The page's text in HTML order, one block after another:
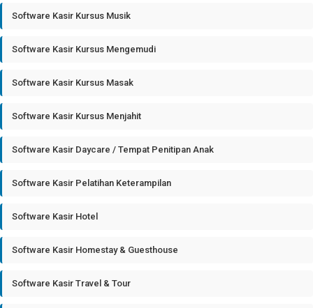
Software Kasir Kursus Musik
Software Kasir Kursus Mengemudi
Software Kasir Kursus Masak
Software Kasir Kursus Menjahit
Software Kasir Daycare / Tempat Penitipan Anak
Software Kasir Pelatihan Keterampilan
Software Kasir Hotel
Software Kasir Homestay & Guesthouse
Software Kasir Travel & Tour